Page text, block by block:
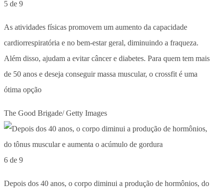
5 de 9
As atividades físicas promovem um aumento da capacidade
cardiorrespiratória e no bem-estar geral, diminuindo a fraqueza.
Além disso, ajudam a evitar câncer e diabetes. Para quem tem mais
de 50 anos e deseja conseguir massa muscular, o crossfit é uma
ótima opção
The Good Brigade/ Getty Images
6 de 9
Depois dos 40 anos, o corpo diminui a produção de hormônios, do